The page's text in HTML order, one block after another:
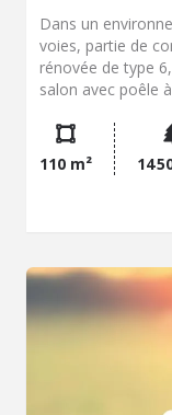
Dans un
voies, partie de
rénovée de type
salon avec poêle
300 m² environ,
environ,
110 m² 14